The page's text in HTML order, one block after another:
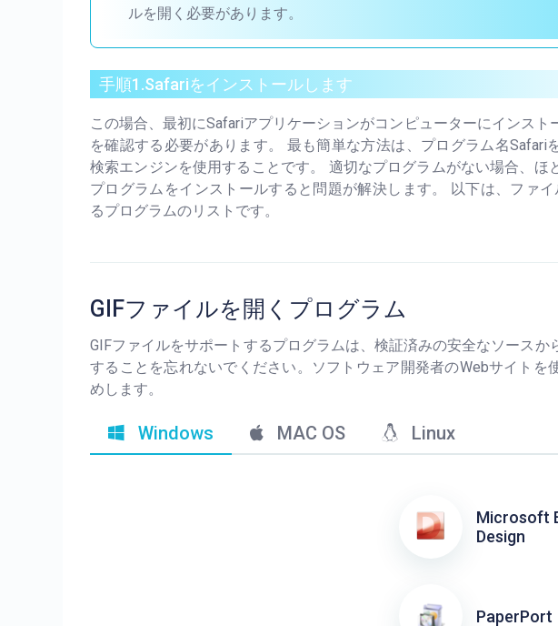
ルを開く必要があります。
手順1.Safariをインストールします
この場合、最初にSafariアプリケーションがコンピューターにインスト
を確認する必要があります。 最も簡単な方法は、プログラム名Safari
検索エンジンを使用することです。 適切なプログラムがない場合、ほ
プログラムをインストールすると問題が解決します。 以下は、ファイ
るプログラムのリストです。
GIFファイルを開くプログラム
GIFファイルをサポートするプログラムは、検証済みの安全なソースか
することを忘れないでください。ソフトウェア開発者のWebサイトを
めします。
Windows MAC OS Linux
Microsoft
Design
PaperPort